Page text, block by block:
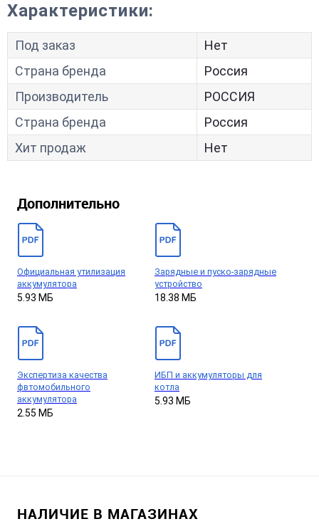
Характеристики:
Под заказ
Нет
Страна бренда
Россия
Производитель
РОССИЯ
Страна бренда
Россия
Хит продаж
Нет
Дополнительно
Официальная утилизация
аккумулятора
5.93 МБ
Зарядные и пуско-зарядные
устройство
18.38 МБ
Экспертиза качества
фвтомобильного
аккумулятора
2.55 МБ
ИБП и аккумуляторы для
котла
5.93 МБ
НАЛИЧИЕ В МАГАЗИНАХ